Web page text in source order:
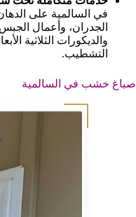
في السالمية على
الجدران، وأعمال
والديكورات الثلاثية
التشطيب.
صباغ خشب في السالمية